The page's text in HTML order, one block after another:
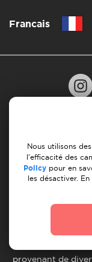
Francais
provenant de
les 10 regles d'un
Lignes directrices
Conditions
Annulation et
Nous utilisons
l'efficacité des
Policy pour en
les désactiver.